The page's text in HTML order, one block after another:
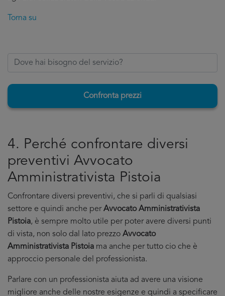
Torna su
Confronta prezzi
4. Perché confrontare diversi
preventivi Avvocato
Amministrativista Pistoia
Confrontare diversi preventivi, che si parli di qualsiasi
settore e quindi anche perAvvocato Amministrativista
Pistoia, è sempre molto utile per poter avere diversi punti
di vista, non solo dal lato prezzo Avvocato
Amministrativista Pistoia ma anche per tutto cio che è
approccio personale del professionista.
Parlare con un professionista aiuta ad avere una visione
migliore anche delle nostre esigenze e quindi a specificare